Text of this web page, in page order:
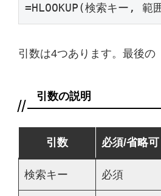
=HLOOKUP(検索キー,
引数は4つあります。最後の
引数の説明
引数 必須/省略可
検索キー 必須